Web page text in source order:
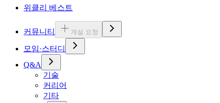
위클리 베스트
커뮤니티 개설 요청
모임·스터디
Q&A
기술
커리어
기타